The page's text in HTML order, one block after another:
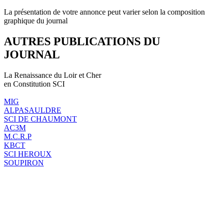
La présentation de votre annonce peut varier selon la composition
graphique du journal
AUTRES PUBLICATIONS DU
JOURNAL
La Renaissance du Loir et Cher
en Constitution SCI
MIG
ALPASAULDRE
SCI DE CHAUMONT
AC3M
M.C.R.P
KBCT
SCI HEROUX
SOUPIRON